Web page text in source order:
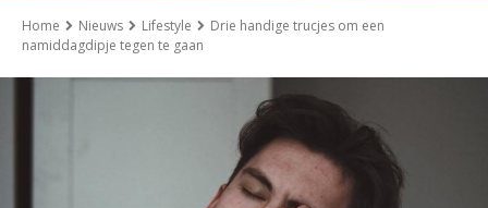
Home Nieuws Lifestyle
Drie handige trucjes om een
namiddagdipje tegen te gaan